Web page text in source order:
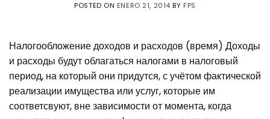
POSTED ON ENERO 21, 2014 BY FPS
Налогообложение доходов и расходов (время) Доходы
и расходы будут облагаться налогами в налоговый
период, на который они придутся, с учётом фактической
реализации имущества или услуг, которые им
соответсвуют, вне зависимости от момента, когда